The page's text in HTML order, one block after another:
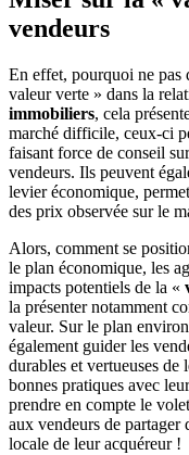
vendeurs
En effet, pourquoi ne pas
valeur verte » dans la
immobiliers, cela
marché difficile, ceux-ci
faisant force de conseil
vendeurs. Ils peuvent
levier économique,
des prix observée sur le
Alors, comment se
le plan économique, les
impacts potentiels de la «
la présenter notamment
valeur. Sur le plan
également guider les
durables et vertueuses de
bonnes pratiques avec
prendre en compte le
aux vendeurs de partager
locale de leur acquéreur !